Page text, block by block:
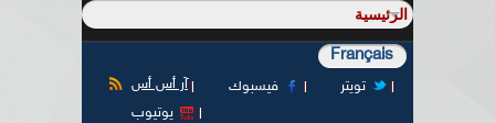
Français
آر أس أس فيسبوك
تويتر
يوتيوب